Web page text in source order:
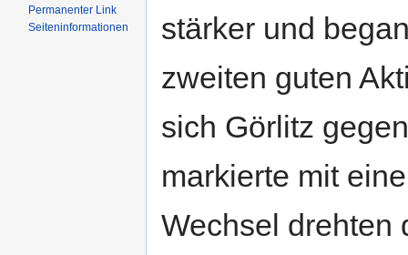
stärker und
zweiten guten
sich Görlitz
markierte mit
Wechsel drehten
Permanenter Link
Seiten­informationen